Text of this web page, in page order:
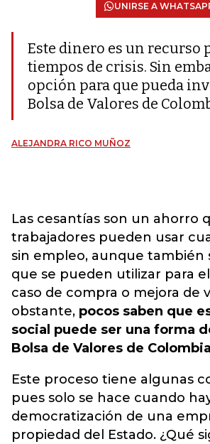
UNIRSE A
Este dinero es un recurso
tiempos de crisis. Sin
opción para que pueda
Bolsa de Valores de
ALEJANDRA RICO MUÑOZ
Las cesantías son un ahorro
trabajadores pueden usar
sin empleo, aunque también
que se pueden utilizar para
caso de compra o mejora de
obstante, pocos saben que
social puede ser una forma
Bolsa de Valores de
Este proceso tiene algunas
pues solo se hace cuando
democratización de una
propiedad del Estado. ¿Qué